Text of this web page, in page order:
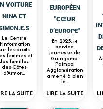
VOITURE
NINA ET
Le Centre
les droits
femmes et
familles
des Côtes
d’Armor...
LA SUITE
EUROPÉEN
"CŒUR
D’EUROPE"
En 2025, le
service
jeunesse de
Guingamp-
Paimpol
Agglomération
a mené à bien
le...
LIRE LA SUITE